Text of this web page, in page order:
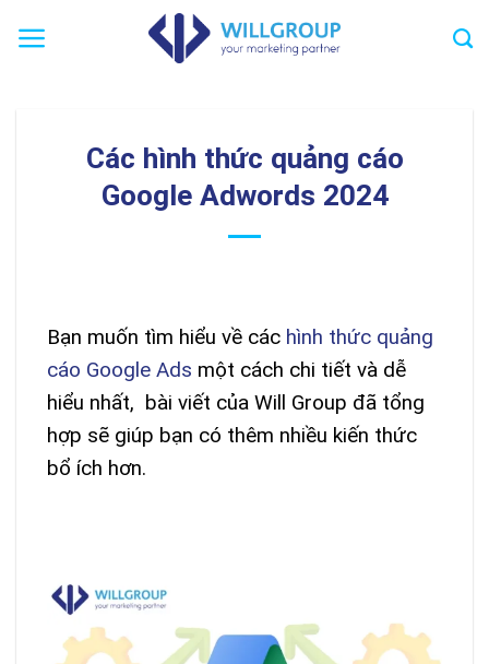
đến
Các hình thức quảng cáo
Google Adwords 2024
Bạn muốn tìm hiểu về các hình thức quảng
cáo Google Ads một cách chi tiết và dễ
hiểu nhất, bài viết của Will Group đã tổng
hợp sẽ giúp bạn có thêm nhiều kiến thức
bổ ích hơn.